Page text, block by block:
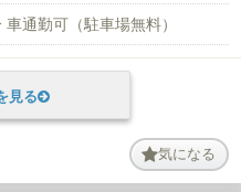
通勤可（駐車場無料）
見る
気になる